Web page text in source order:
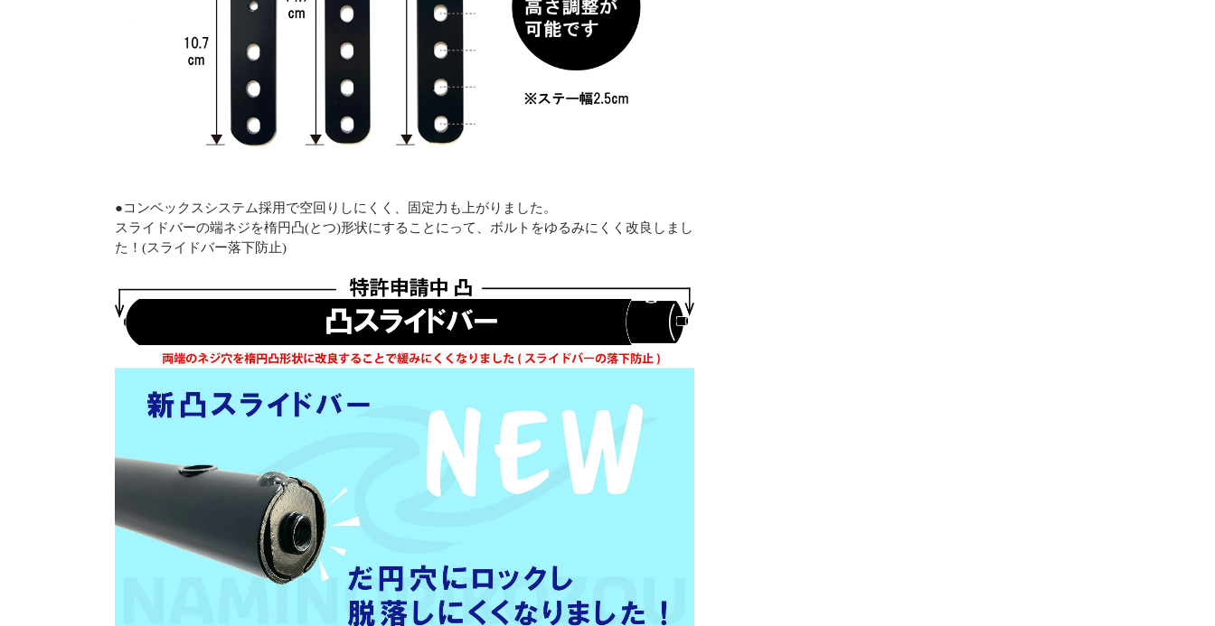
●コンベックスシステム採用で空回りしにくく、固定力も上がりました。
スライドバーの端ネジを楕円凸(とつ)形状にすることにって、ボルトをゆるみにくく改良しまし
た！(スライドバー落下防止)